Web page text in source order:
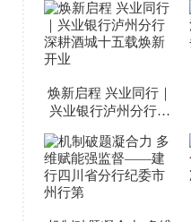
焕新启程 兴业同行｜
兴业银行泸州分行深
业